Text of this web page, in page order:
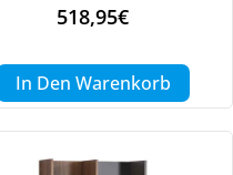
518,95€
In Den Warenkorb